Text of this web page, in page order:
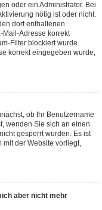
oder ein Administrator. Bei
nötig ist oder nicht.
dort enthaltenen
Mail-Adresse korrekt
Filter blockiert wurde.
korrekt eingegeben wurde,
ob Ihr Benutzername
wenden Sie sich an einen
gesperrt wurden. Es ist
der Website vorliegt,
aber nicht mehr